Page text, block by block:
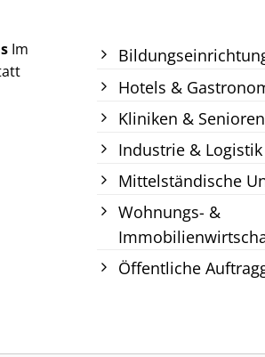
Im
Hotels &
Kliniken &
Industrie & Logistik
Mittelständische
Wohnungs- &
Öffentliche